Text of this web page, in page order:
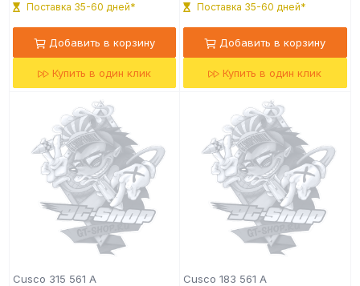
Поставка 35-60 дней*
Добавить в корзину
Купить в один клик
Поставка 35-60 дней*
Добавить в корзину
Купить в один клик
Cusco 315 561 A Cusco 183 561 A